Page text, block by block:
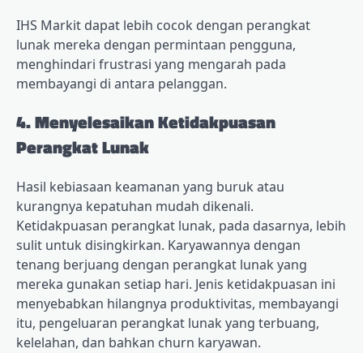
IHS Markit dapat lebih cocok dengan perangkat
lunak mereka dengan permintaan pengguna,
menghindari frustrasi yang mengarah pada
membayangi di antara pelanggan.
4. Menyelesaikan Ketidakpuasan
Perangkat Lunak
Hasil kebiasaan keamanan yang buruk atau
kurangnya kepatuhan mudah dikenali.
Ketidakpuasan perangkat lunak, pada dasarnya, lebih
sulit untuk disingkirkan. Karyawannya dengan
tenang berjuang dengan perangkat lunak yang
mereka gunakan setiap hari. Jenis ketidakpuasan ini
menyebabkan hilangnya produktivitas, membayangi
itu, pengeluaran perangkat lunak yang terbuang,
kelelahan, dan bahkan churn karyawan.